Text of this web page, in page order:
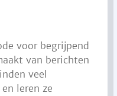
voor begrijpend
van berichten
veel
leren ze